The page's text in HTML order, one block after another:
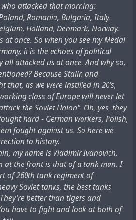
However, the very image of
and changed in those years:
investigator I signed slanderous
it wasn't his wife who was tortured.
was still living happily in their
street.
about her husband."
to Kucharyants, this is a fragment
the professor's widow herself
Another source, A.V.
"Paths undiscovered ", mentions
to the architect Ludwig:
famous architect, Heinrich Ludwig,
man with bushy eyebrows (the
smokes a pipe when he is
well. Ludwig told me that he had
for the Palace of the
и инопланетянами строятся
источнике – статье
" в российской газете
", написанной журналистом
как им самим заявляется,
будучи его учеником в
так объясняется эпизод с
архитектора к ватиканским
этрусками и расшифровкой их
интересовали документы,
Ватикана. В его «пути
одним из ключевых пунктов. В
за разрешением к
библиотеки. В качестве
он привёл страшное
кощунственно
Кардинал, придя в
выгнать, но, когда Людвиг стал
attacked that morning:
Romania, Bulgaria, Italy,
Holland, Denmark, Norway.
at once. So when you see my Medal
it is the echoes of political
all attacked us at once. And why so,
Because Stalin and
that, as we were instilled in 20's,
class of Europe will never let
the Soviet Union". Oh, yes, they
hard - German workers, Polish,
fought against us. So here we
to history.
my name is Vladimir Ivanovich.
at the front is that of a tank man. I
of 260th tank regiment of
Soviet tanks, the best tanks
better than tigers and
have to fight and look at both of